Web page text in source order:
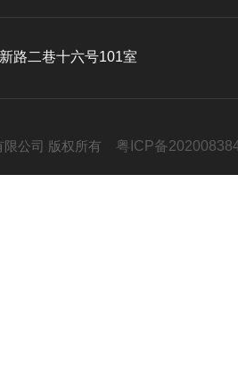
路二巷十六号101室
限公司 版权所有 粤ICP备